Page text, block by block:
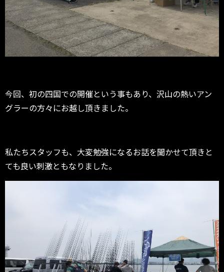
今回、初の四国での開催という事もあり、沢山の熱いアン
グラーの方々にお越し頂きました。
私たちスタッフも、大変勉強になるお話を聞かせて頂きと
ても良い刺激ともなりました。